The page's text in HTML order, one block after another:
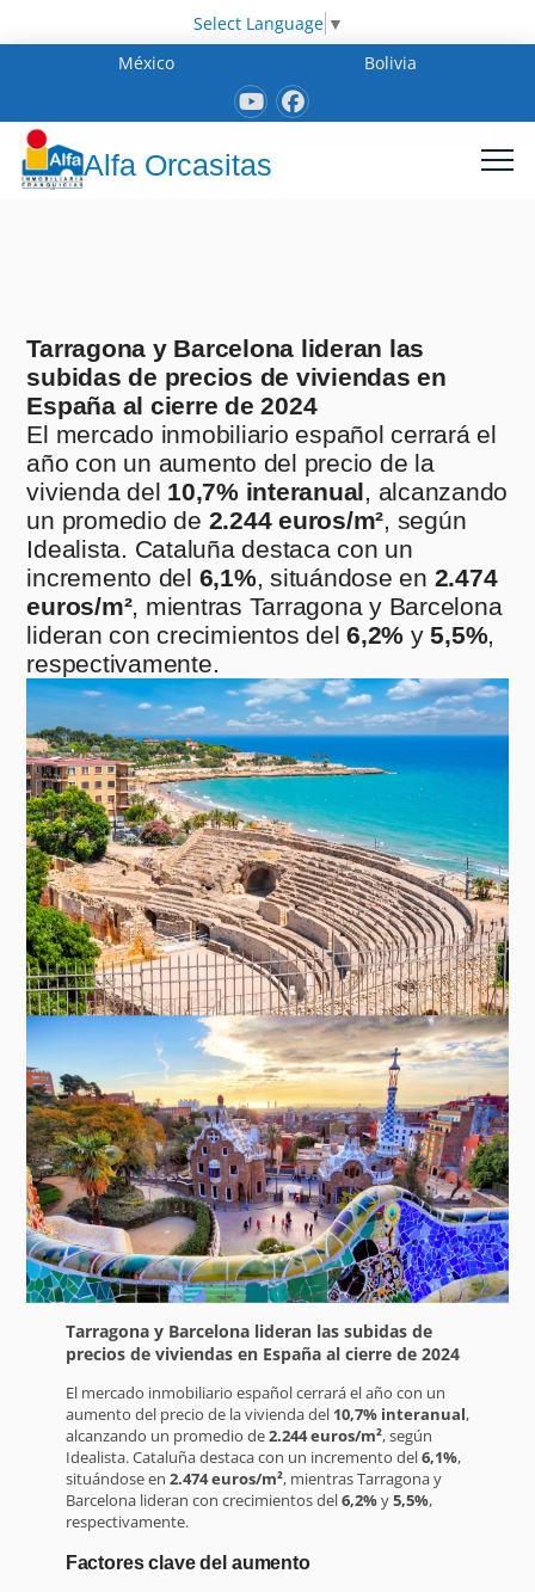
Select Language ▼
México
Bolivia
Alfa Orcasitas
Tarragona y Barcelona lideran las
subidas de precios de viviendas en
España al cierre de 2024
El mercado inmobiliario español cerrará el
año con un aumento del precio de la
vivienda del 10,7% interanual, alcanzando
un promedio de 2.244 euros/m², según
Idealista. Cataluña destaca con un
incremento del 6,1%, situándose en 2.474
euros/m², mientras Tarragona y Barcelona
lideran con crecimientos del6,2% y5,5%,
respectivamente.
Tarragona y Barcelona lideran las subidas de
precios de viviendas en España al cierre de 2024
El mercado inmobiliario español cerrará el año con un
aumento del precio de la vivienda del 10,7% interanual,
alcanzando un promedio de2.244 euros/m², según
Idealista. Cataluña destaca con un incremento del6,1%,
situándose en 2.474 euros/m², mientras Tarragona y
Barcelona lideran con crecimientos del6,2%y5,5%,
respectivamente.
Factores clave del aumento